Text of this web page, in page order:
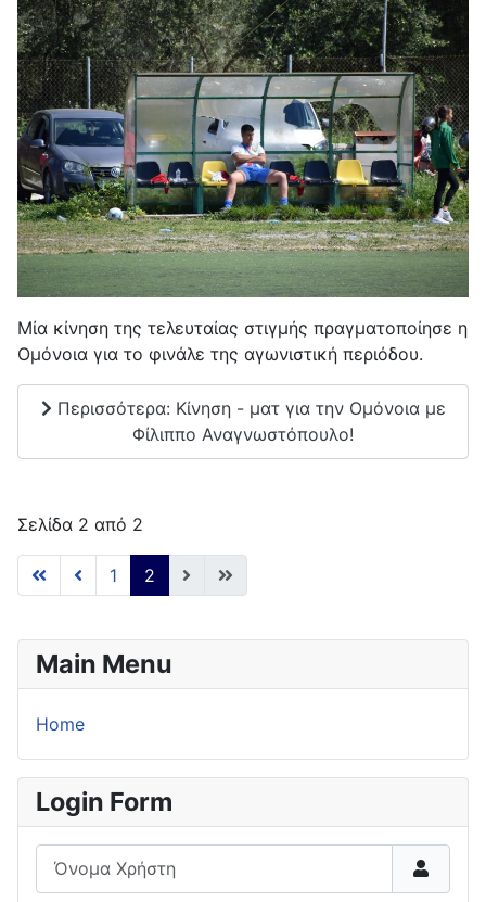
Μία κίνηση της τελευταίας στιγμής πραγματοποίησε η
Ομόνοια για το φινάλε της αγωνιστική περιόδου.
Περισσότερα: Κίνηση - ματ για την Ομόνοια με
Φίλιππο Αναγνωστόπουλο!
Σελίδα 2 από 2
1 2
Main Menu
Home
Login Form
Όνομα Χρήστη